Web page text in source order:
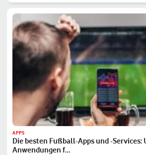
APPS
Die besten Fußball-Apps und -Services:
Anwendungen f…